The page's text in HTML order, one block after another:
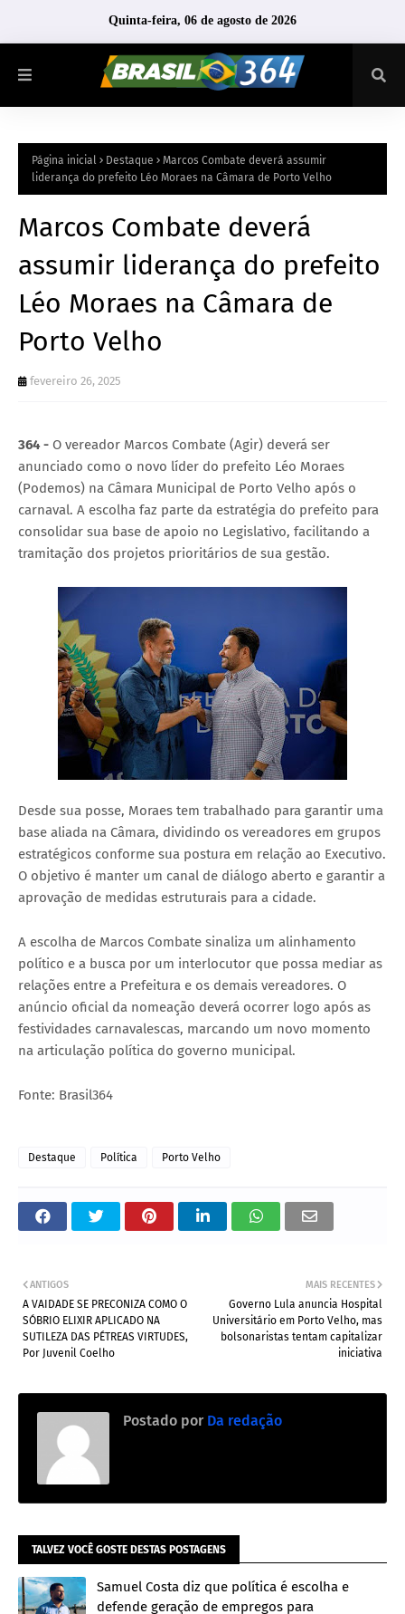
Quinta-feira, 06 de agosto de 2026
Página inicial Destaque
Marcos Combate deverá assumir
liderança do prefeito Léo Moraes na Câmara de Porto Velho
Marcos Combate deverá
assumir liderança do prefeito
Léo Moraes na Câmara de
Porto Velho
fevereiro 26, 2025
364 - O vereador Marcos Combate (Agir) deverá ser
anunciado como o novo líder do prefeito Léo Moraes
(Podemos) na Câmara Municipal de Porto Velho após o
carnaval. A escolha faz parte da estratégia do prefeito para
consolidar sua base de apoio no Legislativo, facilitando a
tramitação dos projetos prioritários de sua gestão.
Desde sua posse, Moraes tem trabalhado para garantir uma
base aliada na Câmara, dividindo os vereadores em grupos
estratégicos conforme sua postura em relação ao Executivo.
O objetivo é manter um canal de diálogo aberto e garantir a
aprovação de medidas estruturais para a cidade.
A escolha de Marcos Combate sinaliza um alinhamento
político e a busca por um interlocutor que possa mediar as
relações entre a Prefeitura e os demais vereadores. O
anúncio oficial da nomeação deverá ocorrer logo após as
festividades carnavalescas, marcando um novo momento
na articulação política do governo municipal.
Fonte: Brasil364
Destaque Política Porto Velho
MAIS RECENTES
Governo Lula anuncia Hospital
Universitário em Porto Velho, mas
bolsonaristas tentam capitalizar
iniciativa
ANTIGOS
A VAIDADE SE PRECONIZA COMO O
SÓBRIO ELIXIR APLICADO NA
SUTILEZA DAS PÉTREAS VIRTUDES,
Por Juvenil Coelho
Postado por Da redação
TALVEZ VOCÊ GOSTE DESTAS POSTAGENS
Samuel Costa diz que política é escolha e
defende geração de empregos para